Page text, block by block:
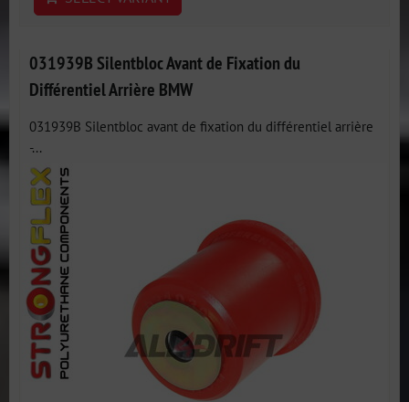
031939B Silentbloc Avant de Fixation du
Différentiel Arrière BMW
031939B Silentbloc avant de fixation du différentiel arrière
-...